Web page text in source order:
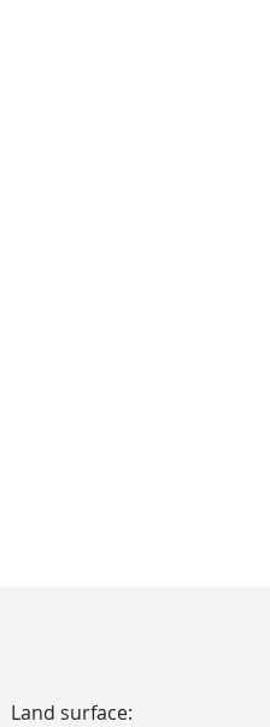
Land surface: